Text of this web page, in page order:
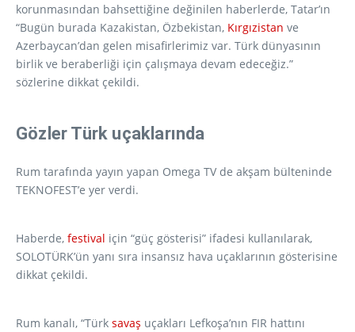
korunmasından bahsettiğine değinilen haberlerde, Tatar’ın
“Bugün burada Kazakistan, Özbekistan, Kırgızistan ve
Azerbaycan’dan gelen misafirlerimiz var. Türk dünyasının
birlik ve beraberliği için çalışmaya devam edeceğiz.”
sözlerine dikkat çekildi.
Gözler Türk uçaklarında
Rum tarafında yayın yapan Omega TV de akşam bülteninde
TEKNOFEST’e yer verdi.
Haberde, festival için “güç gösterisi” ifadesi kullanılarak,
SOLOTÜRK’ün yanı sıra insansız hava uçaklarının gösterisine
dikkat çekildi.
Rum kanalı, “Türk savaş uçakları Lefkoşa’nın FIR hattını